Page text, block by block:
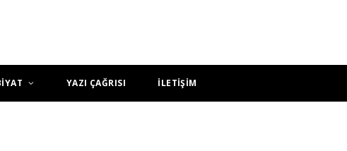
YAZI ÇAĞRISI İLETİŞİM